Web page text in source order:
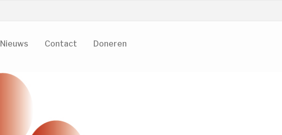
Nieuws Contact Doneren